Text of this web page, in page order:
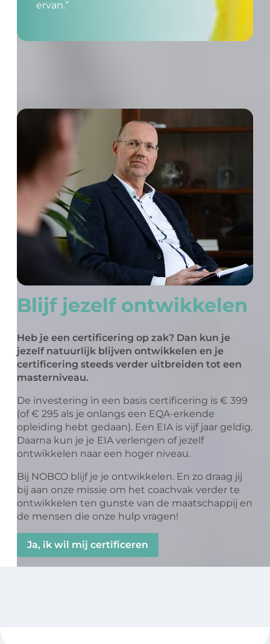
ervan.”
Blijf jezelf ontwikkelen
Heb je een certificering op zak? Dan kun je
jezelf natuurlijk blijven ontwikkelen en je
certificering steeds verder uitbreiden tot een
masterniveau.
De investering in een basis certificering is € 399
(of € 295 als je onlangs een EQA-erkende
opleiding hebt gedaan). Een EIA is vijf jaar geldig.
Daarna kun je je EIA verlengen of jezelf
ontwikkelen naar een hoger niveau.
Bij NOBCO blijf je je ontwikkelen. En zo draag jij
bij aan onze missie om het coachvak verder te
ontwikkelen ten gunste van de maatschappij en
de mensen die onze hulp vragen!
Ja, ik wil mij certificeren